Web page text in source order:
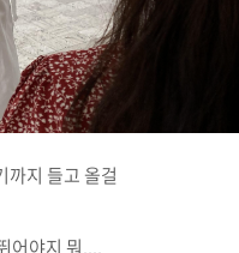
까지 들고 올걸
어야지 뭐....